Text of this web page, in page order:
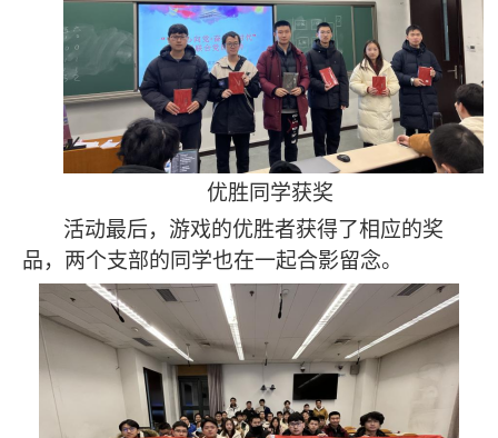
优胜同学获奖
活动最后，游戏的优胜者获得了相应的奖
品，两个支部的同学也在一起合影留念。